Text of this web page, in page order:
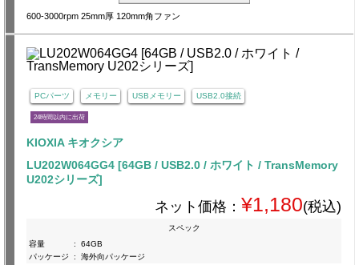
600-3000rpm 25mm厚 120mm角ファン
PCパーツ メモリー USBメモリー USB2.0接続
24時間以内に出荷
KIOXIA キオクシア
LU202W064GG4 [64GB / USB2.0 / ホワイト / TransMemory
U202シリーズ]
ネット価格： ¥1,180(税込)
スペック
容量
:
64GB
パッケージ
: 海外向パッケージ